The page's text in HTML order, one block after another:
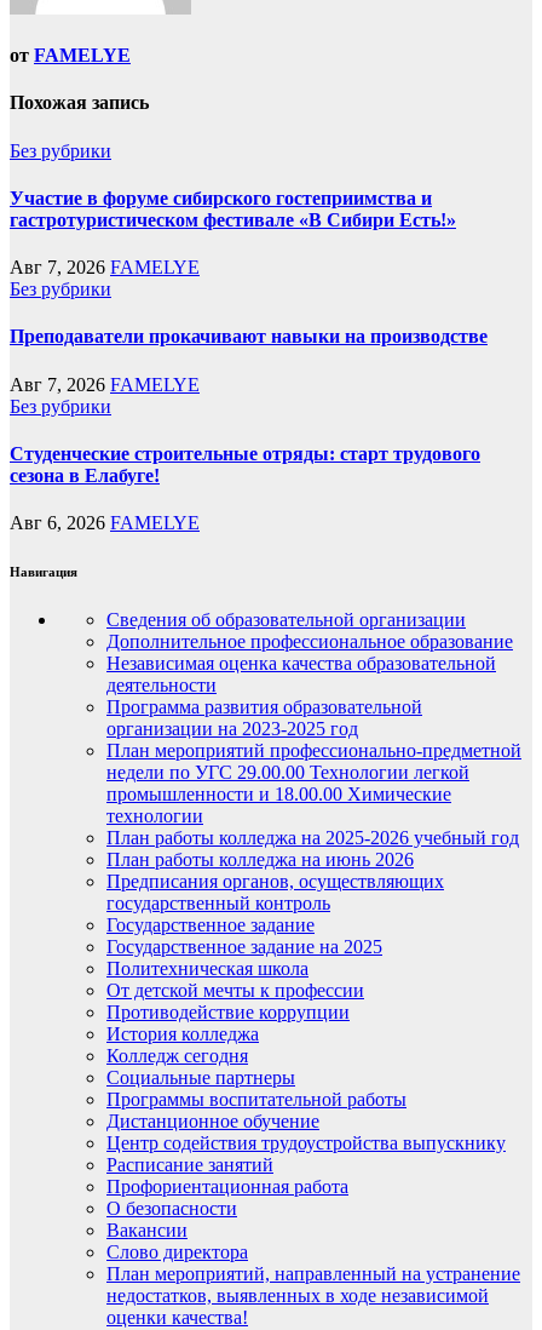
от FAMELYE
Похожая запись
Без рубрики
Участие в форуме сибирского гостеприимства и
гастротуристическом фестивале «В Сибири Есть!»
Авг 7, 2026 FAMELYE
Без рубрики
Преподаватели прокачивают навыки на производстве
Авг 7, 2026 FAMELYE
Без рубрики
Студенческие строительные отряды: старт трудового
сезона в Елабуге!
Авг 6, 2026 FAMELYE
Навигация
Сведения об образовательной организации
Дополнительное профессиональное образование
Независимая оценка качества образовательной
деятельности
Программа развития образовательной
организации на 2023-2025 год
План мероприятий профессионально-предметной
недели по УГС 29.00.00 Технологии легкой
промышленности и 18.00.00 Химические
технологии
План работы колледжа на 2025-2026 учебный год
План работы колледжа на июнь 2026
Предписания органов, осуществляющих
государственный контроль
Государственное задание
Государственное задание на 2025
Политехническая школа
От детской мечты к профессии
Противодействие коррупции
История колледжа
Колледж сегодня
Социальные партнеры
Программы воспитательной работы
Дистанционное обучение
Центр содействия трудоустройства выпускнику
Расписание занятий
Профориентационная работа
О безопасности
Вакансии
Слово директора
План мероприятий, направленный на устранение
недостатков, выявленных в ходе независимой
оценки качества!